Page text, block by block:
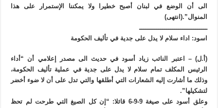
الى أن الوضع في لبنان أصبح خطيرا ولا يمكننا الإستمرار على هذا
المنوال”.(انتهى)
ـــــــــــــــــــــــــــــــــــ
اسود: اداء سلام لا يدل على جدية في تأليف الحكومة
(أ.ل) – اعتبر النائب زياد أسود في حديث الى مصدر إعلامي أن “أداء
الرئيس المكلف تمام سلام لا يدل على جدية في عملية تأليف الحكومة،
وذلك ما أشارت إليه الشعارات التي أطلقها والتي تدل على أن لا ضوء أخضر
لتشكيلها”.
وعلق أسود على صيغة 9-9-6 قائلا: “إن كل الصيغ التي طرحت لم تحظ